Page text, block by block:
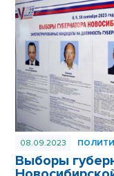
08.09.2023
Выборы